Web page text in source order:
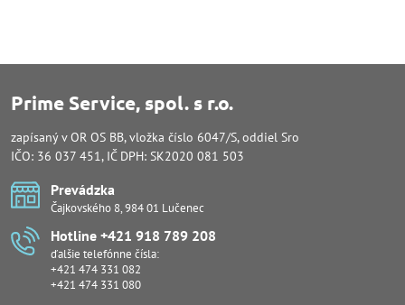
Prime Service, spol. s r.o.
zapísaný v OR OS BB, vložka číslo 6047/S, oddiel Sro
IČO: 36 037 451, IČ DPH: SK2020 081 503
Prevádzka
Čajkovského 8, 984 01 Lučenec
Hotline +421 918 789 208
ďalšie telefónne čísla:
+421 474 331 082
+421 474 331 080